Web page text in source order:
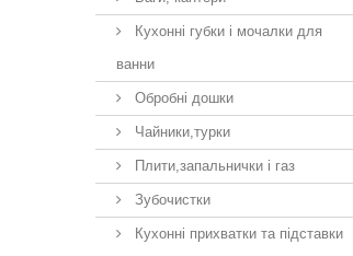
Кухонні губки і мочалки для
ванни
Обробні дошки
Чайники,турки
Плити,запальнички і газ
Зубочистки
Кухонні прихватки та підставки